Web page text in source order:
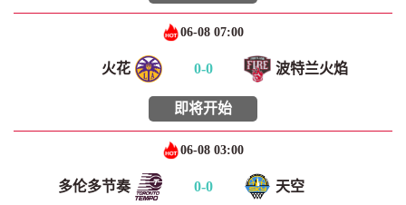
06-08 07:00
火花 0-0 波特兰火焰
即将开始
06-08 03:00
多伦多节奏 0-0 天空